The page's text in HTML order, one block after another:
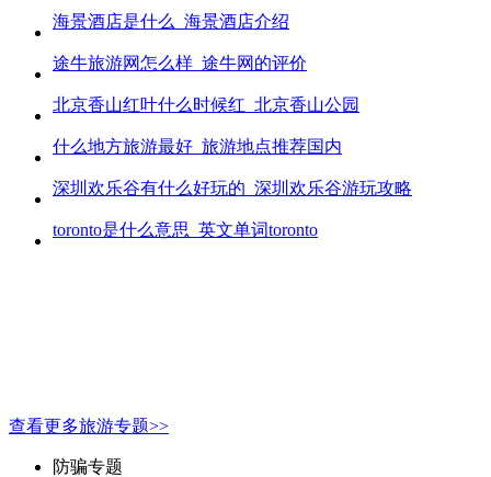
海景酒店是什么_海景酒店介绍
途牛旅游网怎么样_途牛网的评价
北京香山红叶什么时候红_北京香山公园
什么地方旅游最好_旅游地点推荐国内
深圳欢乐谷有什么好玩的_深圳欢乐谷游玩攻略
toronto是什么意思_英文单词toronto
查看更多旅游专题>>
防骗专题